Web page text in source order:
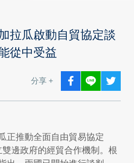
拉瓜啟動自貿協定談
從中受益
分享 +
正推動全面自由貿易協定
邊政府的經貿合作機制。根